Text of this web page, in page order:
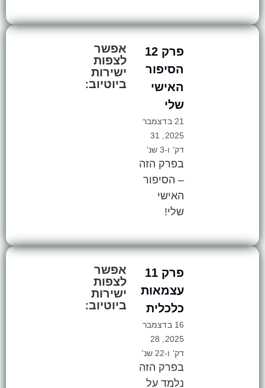
פרק 12
הסיפור
האישי
שלי
21 בדצמבר
2025, 31
דק' ו-3 שנ'
בפרק הזה
– הסיפור
האישי
שלי!
אפשר
לצפות
ישירות
ביוטיוב:
פרק 11
עצמאות
כלכלית
16 בדצמבר
2025, 28
דק' ו-22 שנ'
בפרק הזה
נלמד על
אפשר
לצפות
ישירות
ביוטיוב: